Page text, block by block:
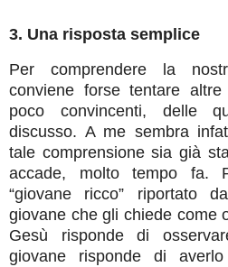
3. Una risposta semplice
Per comprendere la
conviene forse tentare
poco convincenti, delle
discusso. A me sembra
tale comprensione sia già
accade, molto tempo fa.
“giovane ricco” riportato
giovane che gli chiede come
Gesù risponde di
giovane risponde di